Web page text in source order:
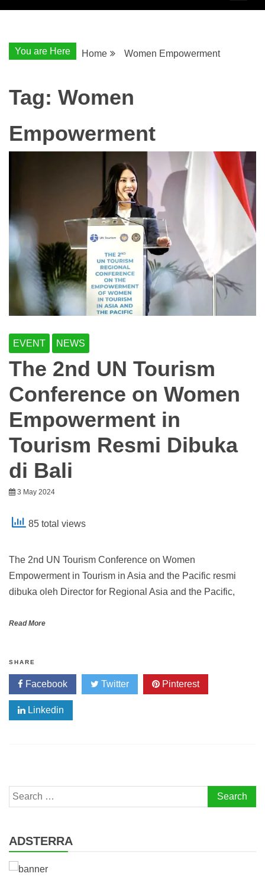
You are Here Home Women Empowerment
Tag: Women
Empowerment
EVENT NEWS
The 2nd UN Tourism
Conference on Women
Empowerment in
Tourism Resmi Dibuka
di Bali
3 May 2024
85 total views
The 2nd UN Tourism Conference on Women
Empowerment in Tourism in Asia and the Pacific resmi
dibuka oleh Director for Regional Asia and the Pacific,
Read More
SHARE
Facebook Twitter Pinterest
Linkedin
Search
for:
ADSTERRA